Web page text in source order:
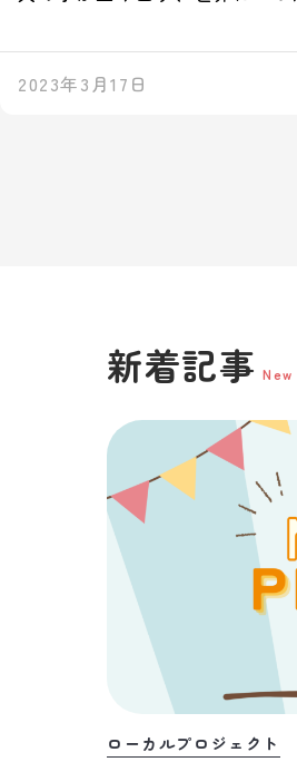
2023年3月17日
新着記事
ローカルプロジェクト